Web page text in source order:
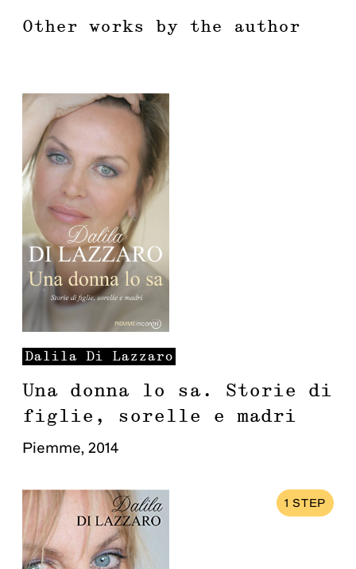
Other works by the author
Dalila Di Lazzaro
Una donna lo sa. Storie di
figlie, sorelle e madri
Piemme, 2014
1 STEP